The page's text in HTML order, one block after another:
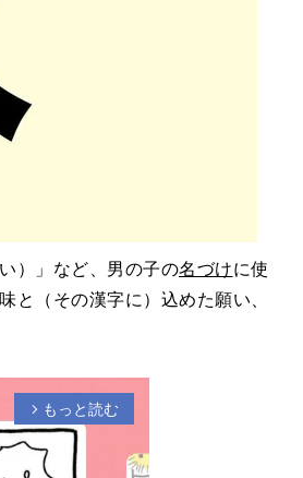
）」など、男の子の名づけに使
（その漢字に）込めた願い、
arrow_forward_ios もっと読む